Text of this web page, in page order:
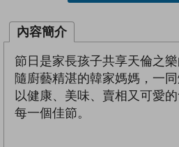
內容簡介
節日是家長孩子共享天倫之
隨廚藝精湛的韓家媽媽，一
以健康、美味、賣相又可愛
每一個佳節。